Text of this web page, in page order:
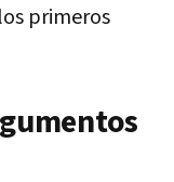
primeros